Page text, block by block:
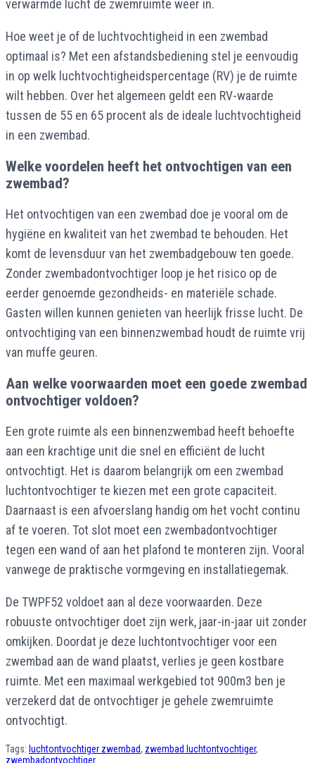
verwarmde lucht de zwemruimte weer in.
Hoe weet je of de luchtvochtigheid in een zwembad
optimaal is? Met een afstandsbediening stel je eenvoudig
in op welk luchtvochtigheidspercentage (RV) je de ruimte
wilt hebben. Over het algemeen geldt een RV-waarde
tussen de 55 en 65 procent als de ideale luchtvochtigheid
in een zwembad.
Welke voordelen heeft het ontvochtigen van een
zwembad?
Het ontvochtigen van een zwembad doe je vooral om de
hygiëne en kwaliteit van het zwembad te behouden. Het
komt de levensduur van het zwembadgebouw ten goede.
Zonder zwembadontvochtiger loop je het risico op de
eerder genoemde gezondheids- en materiële schade.
Gasten willen kunnen genieten van heerlijk frisse lucht. De
ontvochtiging van een binnenzwembad houdt de ruimte vrij
van muffe geuren.
Aan welke voorwaarden moet een goede zwembad
ontvochtiger voldoen?
Een grote ruimte als een binnenzwembad heeft behoefte
aan een krachtige unit die snel en efficiënt de lucht
ontvochtigt. Het is daarom belangrijk om een zwembad
luchtontvochtiger te kiezen met een grote capaciteit.
Daarnaast is een afvoerslang handig om het vocht continu
af te voeren. Tot slot moet een zwembadontvochtiger
tegen een wand of aan het plafond te monteren zijn. Vooral
vanwege de praktische vormgeving en installatiegemak.
De TWPF52 voldoet aan al deze voorwaarden. Deze
robuuste ontvochtiger doet zijn werk, jaar-in-jaar uit zonder
omkijken. Doordat je deze luchtontvochtiger voor een
zwembad aan de wand plaatst, verlies je geen kostbare
ruimte. Met een maximaal werkgebied tot 900m3 ben je
verzekerd dat de ontvochtiger je gehele zwemruimte
ontvochtigt.
Tags: luchtontvochtiger zwembad, zwembad luchtontvochtiger,
zwembadontvochtiger